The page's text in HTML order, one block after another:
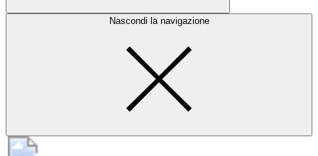
Nascondi la navigazione